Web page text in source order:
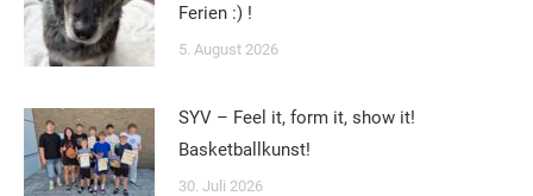
Ferien :) !
5. August 2026
SYV – Feel it, form it, show it!
Basketballkunst!
30. Juli 2026